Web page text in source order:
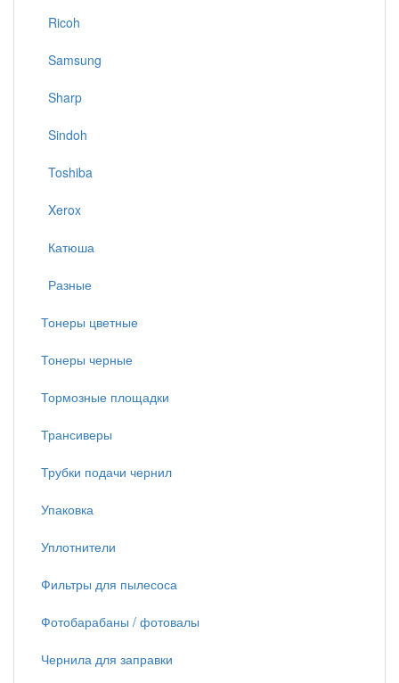
Ricoh
Samsung
Sharp
Sindoh
Toshiba
Xerox
Катюша
Разные
Тонеры цветные
Тонеры черные
Тормозные площадки
Трансиверы
Трубки подачи чернил
Упаковка
Уплотнители
Фильтры для пылесоса
Фотобарабаны / фотовалы
Чернила для заправки